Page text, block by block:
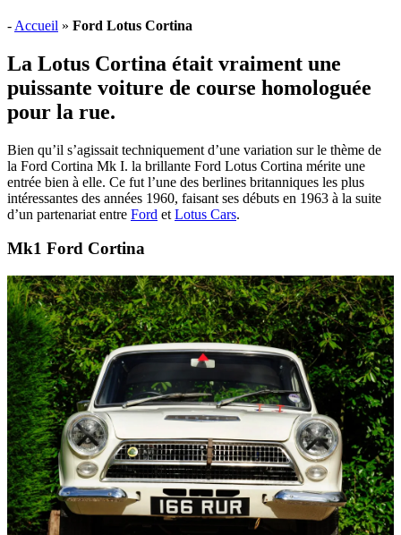
- Accueil » Ford Lotus Cortina
La Lotus Cortina était vraiment une
puissante voiture de course homologuée
pour la rue.
Bien qu’il s’agissait techniquement d’une variation sur le thème de
la Ford Cortina Mk I. la brillante Ford Lotus Cortina mérite une
entrée bien à elle. Ce fut l’une des berlines britanniques les plus
intéressantes des années 1960, faisant ses débuts en 1963 à la suite
d’un partenariat entre Ford et Lotus Cars.
Mk1 Ford Cortina